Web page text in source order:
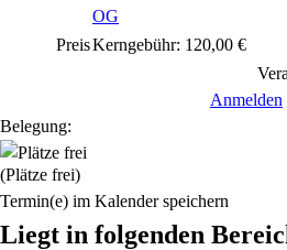
OG
PreisKerngebühr: 120,00 €
Anmelden
Belegung:
(Plätze frei)
Termin(e) im Kalender speichern
Liegt in folgenden